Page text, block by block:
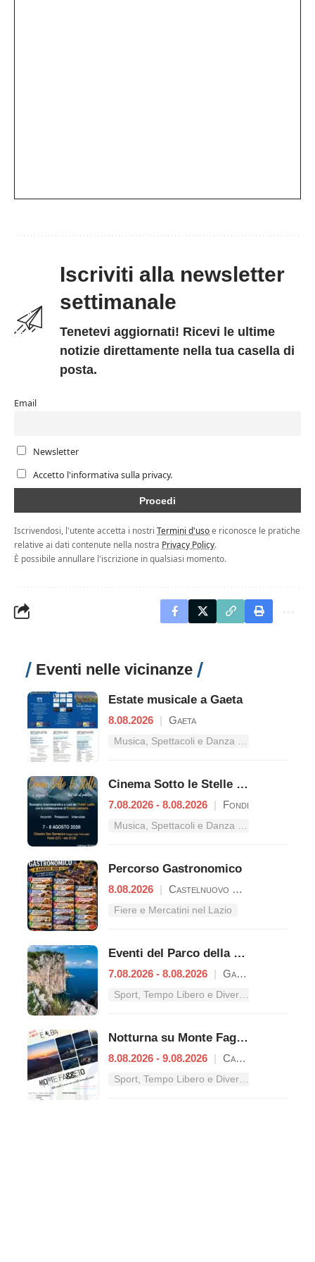
Iscriviti alla newsletter
settimanale
Tenetevi aggiornati! Ricevi le ultime
notizie direttamente nella tua casella di
posta.
Email
Newsletter
Accetto l'informativa sulla privacy.
Iscrivendosi, l'utente accetta i nostri Termini d'usoe riconosce le pratiche
relative ai dati contenute nella nostra Privacy Policy.
È possibile annullare l'iscrizione in qualsiasi momento.
Eventi nelle vicinanze
Estate musicale a Gaeta
8.08.2026 | Gaeta
Musica, Spettacoli e Danza nel Lazio
Cinema Sotto le Stelle – Dal mito al pubblico
7.08.2026 - 8.08.2026 | Fondi
Musica, Spettacoli e Danza nel Lazio
Percorso Gastronomico
8.08.2026 | Castelnuovo Parano
Fiere e Mercatini nel Lazio
Eventi del Parco della Riviera di Ulisse
7.08.2026 - 8.08.2026 | Gaeta
Sport, Tempo Libero e Divertimento nel Lazio
Notturna su Monte Faggeto
8.08.2026 - 9.08.2026 | Campodimele
Sport, Tempo Libero e Divertimento nel Lazio